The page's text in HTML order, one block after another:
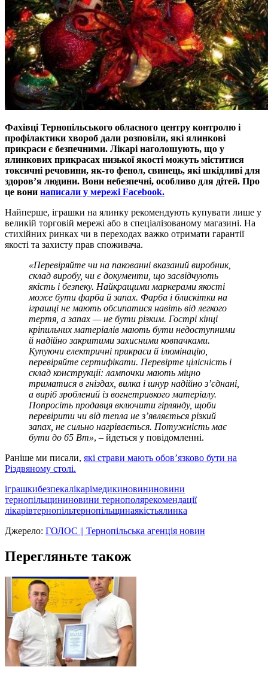
Фахівці Тернопільського обласного центру контролю і
профілактики хвороб дали розповіли, які ялинкові
прикраси є безпечними. Лікарі наголошують, що у
ялинкових прикрасах низької якості можуть міститися
токсичні речовини, як-то фенол, свинець, які шкідливі для
здоров’я людини. Вони небезпечні, особливо для дітей. Про
це вони написали у мережі Facebook.
Найперше, іграшки на ялинку рекомендують купувати лише у
великій торговій мережі або в спеціалізованому магазині. На
стихійних ринках чи в переходах важко отримати гарантії
якості та захисту прав споживача.
«Перевіряйте чи на пакованні вказаний виробник,
склад виробу, чи є документи, що засвідчують
якість і безпеку. Найкращими маркерами якості
може бути фарба й запах. Фарба і блискітки на
іграшці не мають обсипатися навіть від легкого
тертя, а запах — не бути різким. Гострі кінці
кріпильних матеріалів мають бути недоступними
й надійно закритими захисними ковпачками.
Купуючи електричні прикраси й ілюмінацію,
перевіряйте сертифікати. Перевірте цілісність і
склад конструкції: лампочки мають міцно
триматися в гніздах, вилка і шнур надійно з’єднані,
а виріб зроблений із вогнетривкого матеріалу.
Попросіть продавця включити гірлянду, щоби
перевірити чи від тепла не з’являється різкий
запах, не сильно нагрівається. Потужність має
бути до 65 Вт», – йдеться у повідомленні.
Раніше ми писали, які страви мають обов’язково бути на
Різдвяному столі.
іграшкибезпекалікарімедикиновининовини
тернопільщининовини тернополярекомендації
лікарівтернопільтернопільщинаякістьялинка
Джерело: ГОЛОС || Тернопільська агенція новин
Перегляньте також